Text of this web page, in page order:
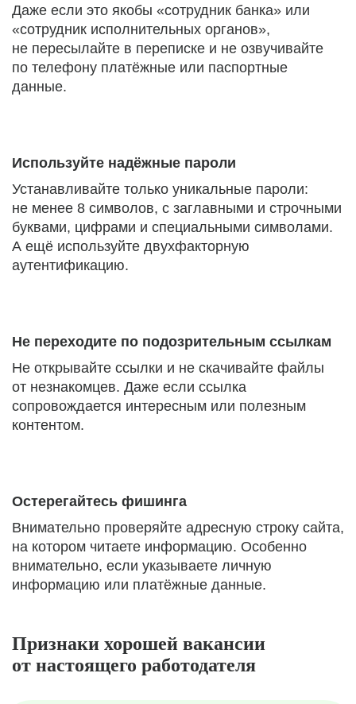
Даже если это якобы «сотрудник банка» или
«сотрудник исполнительных органов»,
не пересылайте в переписке и не озвучивайте
по телефону платёжные или паспортные
данные.
Используйте надёжные пароли
Устанавливайте только уникальные пароли:
не менее 8 символов, с заглавными и строчными
буквами, цифрами и специальными символами.
А ещё используйте двухфакторную
аутентификацию.
Не переходите по подозрительным ссылкам
Не открывайте ссылки и не скачивайте файлы
от незнакомцев. Даже если ссылка
сопровождается интересным или полезным
контентом.
Остерегайтесь фишинга
Внимательно проверяйте адресную строку сайта,
на котором читаете информацию. Особенно
внимательно, если указываете личную
информацию или платёжные данные.
Признаки хорошей вакансии
от настоящего работодателя